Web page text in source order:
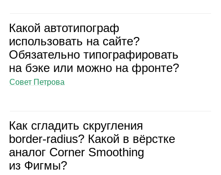
Какой авто­ти­по­граф
исполь­зо­вать на сайте?
Обя­за­тельно типо­гра­фи­ро­вать
на бэке или можно на фронте?
Совет Петрова
Как сгла­дить скруг­ле­ния
border‑radius? Какой в вёрстке
ана­лог Corner Smoothing
из Фигмы?